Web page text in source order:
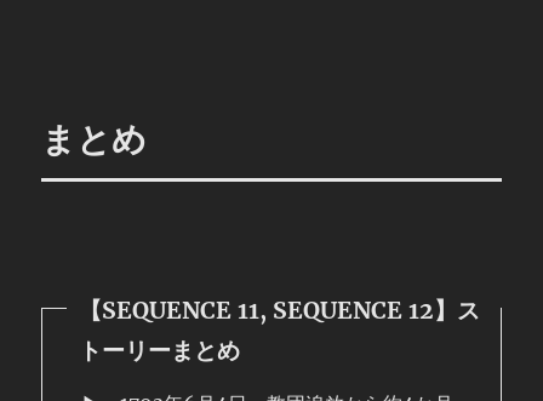
まとめ
【SEQUENCE 11, SEQUENCE 12】ス
トーリーまとめ